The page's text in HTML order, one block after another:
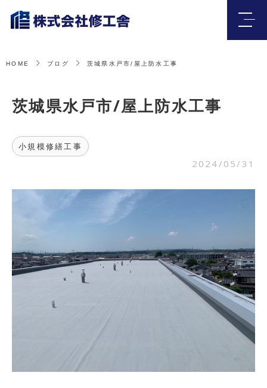
HOME ブログ 茨城県水戸市/屋上防水工事
茨城県水戸市/屋上防水工事
小規模修繕工事
2024/05/31